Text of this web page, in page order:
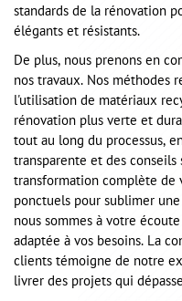
standards de la rénovation
élégants et résistants.
De plus, nous prenons en
nos travaux. Nos méthodes
l'utilisation de matériaux
rénovation plus verte et
tout au long du processus,
transparente et des conseils
transformation complète de
ponctuels pour sublimer
nous sommes à votre
adaptée à vos besoins. La
clients témoigne de notre
livrer des projets qui